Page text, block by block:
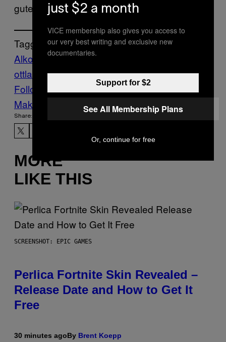
guten Ruf genießen.”
Tagged:
Alkohol
Bier meer
ottland
Stuff Unfall Vice Blog wein
Follow Us On Discover
Make Us Preferred In Top Stories
Share:
MORE
LIKE THIS
SCREENSHOT: EPIC GAMES
Perlica Fortnite Skin Revealed –
Release Date and How to Get It
Free
30 minutes agoBy Brent Koepp
just $2 a month
VICE membership also gives you access to
our very best writing and exclusive new
documentaries.
Support for $2
See All Membership Plans
Or, continue for free